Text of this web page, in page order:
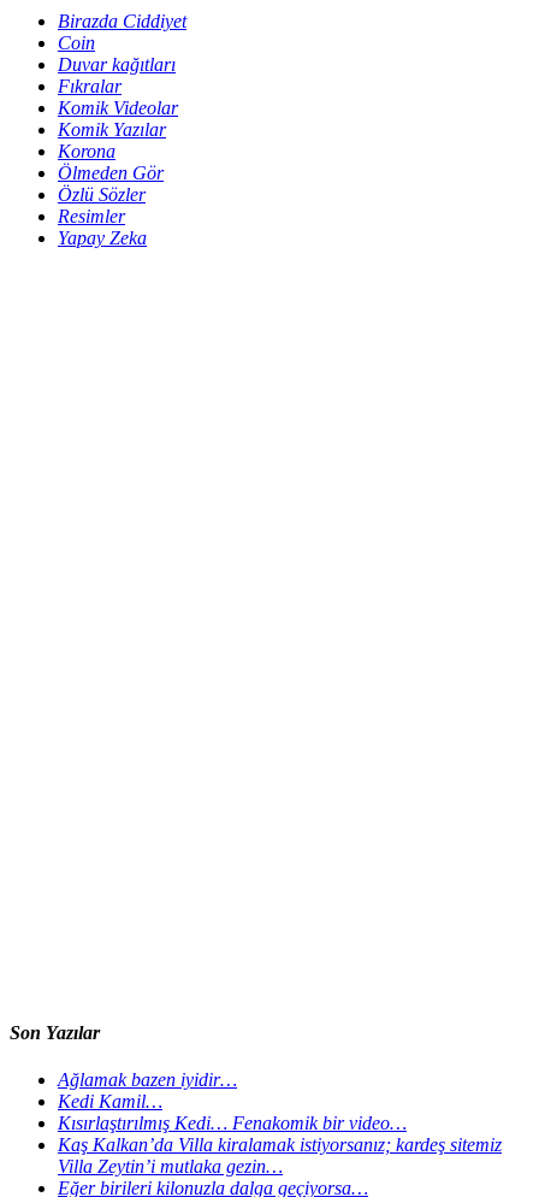
Birazda Ciddiyet
Coin
Duvar kağıtları
Fıkralar
Komik Videolar
Komik Yazılar
Korona
Ölmeden Gör
Özlü Sözler
Resimler
Yapay Zeka
Son Yazılar
Ağlamak bazen iyidir…
Kedi Kamil…
Kısırlaştırılmış Kedi… Fenakomik bir video…
Kaş Kalkan’da Villa kiralamak istiyorsanız; kardeş sitemiz
Villa Zeytin’i mutlaka gezin…
Eğer birileri kilonuzla dalga geçiyorsa…